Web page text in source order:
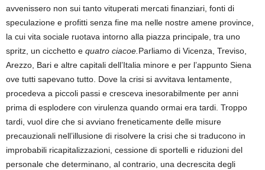
avvenissero non sui tanto vituperati mercati finanziari, fonti di
speculazione e profitti senza fine ma nelle nostre amene province,
la cui vita sociale ruotava intorno alla piazza principale, tra uno
spritz, un cicchetto e quatro ciacoe. Parliamo di Vicenza, Treviso,
Arezzo, Bari e altre capitali dell’Italia minore e per l’appunto Siena
ove tutti sapevano tutto. Dove la crisi si avvitava lentamente,
procedeva a piccoli passi e cresceva inesorabilmente per anni
prima di esplodere con virulenza quando ormai era tardi. Troppo
tardi, vuol dire che si avviano freneticamente delle misure
precauzionali nell’illusione di risolvere la crisi che si traducono in
improbabili ricapitalizzazioni, cessione di sportelli e riduzioni del
personale che determinano, al contrario, una decrescita degli